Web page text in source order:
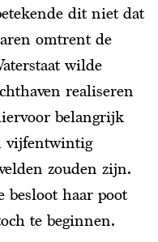
dit niet dat
omtrent de
wilde
realiseren
belangrijk
vijfentwintig
zouden zijn.
haar poot
te beginnen.